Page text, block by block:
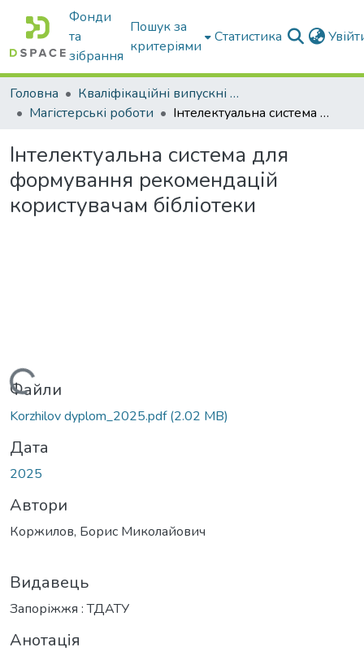
Фонди
та
зібрання
Пошук за
критеріями
Статистика
Головна
Кваліфікаційні випускні роботи бакалаврів і магістрів
Магістерські роботи
Інтелектуальна система для формування рекомендацій користувачам бібліотеки
Інтелектуальна система для
формування рекомендацій
користувачам бібліотеки
Файли
Korzhilov dyplom_2025.pdf(2.02 MB)
Дата
2025
Автори
Коржилов, Борис Миколайович
Видавець
Запоріжжя : ТДАТУ
Анотація